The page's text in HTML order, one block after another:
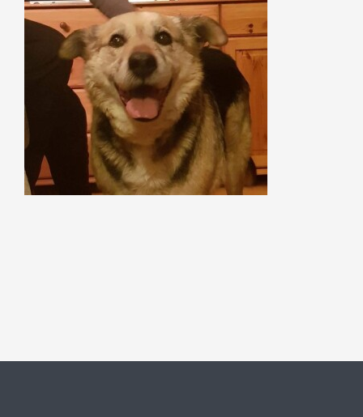
Szukaj